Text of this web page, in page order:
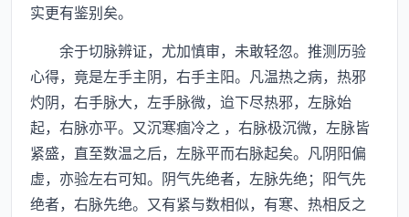
实更有鉴别矣。
余于切脉辨证，尤加慎审，未敢轻忽。推测历验
心得，竟是左手主阴，右手主阳。凡温热之病，热邪
灼阴，右手脉大，左手脉微，迨下尽热邪，左脉始
起，右脉亦平。又沉寒痼冷之 ，右脉极沉微，左脉皆
紧盛，直至数温之后，左脉平而右脉起矣。凡阴阳偏
虚，亦验左右可知。阴气先绝者，左脉先绝；阳气先
绝者，右脉先绝。又有紧与数相似，有寒、热相反之